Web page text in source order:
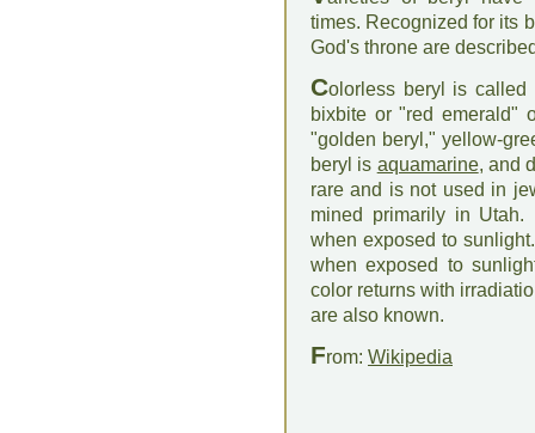
times. Recognized for its
God's throne are
Colorless beryl is called
bixbite or "red emerald"
"golden beryl," yellow-
beryl is aquamarine, and
rare and is not used in
mined primarily in
when exposed to
when exposed to
color returns with
are also known.
From: Wikipedia